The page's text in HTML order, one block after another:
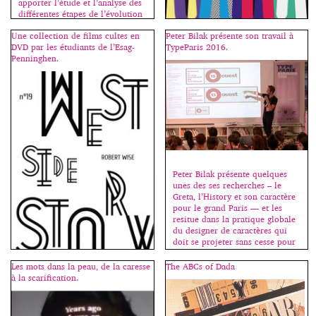
différentes étapes de l’évolution
caractères à un concepteur
contemporain. Comment sont
exploitées spécifiquement les
nouveautés ? À quoi […]
L’affiche typographique est une
création bien particulière.
Composée uniquement de texte,
sans visuel figuratif, une affiche
peut tout à fait remplir son rôle
premier, celui d’informer ; à
l’inverse, une figure sans texte
tend à rester, la plupart du
temps, une énigme, une
interprétations. L’affiche
typographique adopte une
double fonction, […]
Une collection de films cultes en
DVD par les étudiants de l’Esag-
Penninghen.
La connotation est un point
essentiel en typographie ; bien
Peter Bilak présente son travail à
TypeParis 2016.
Peter Bilak présente quelques
unes des ses recherches – le
Greta, l’History et son caractère
pour le grand Paris — et les
resitue dans la pratique globale
du designer de caractères qui
doit se projeter sans cesse pour
imaginer ce que d’autres feront
de ses créations dans les
simplement des notions pointues
permettant ainsi […]
Les mots dans la peau, de la caresse
à la scarification.
The ABCs of Dada